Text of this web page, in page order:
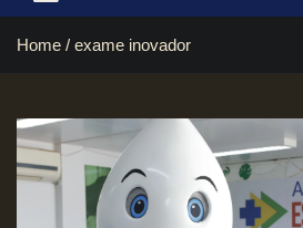
Home exame inovador